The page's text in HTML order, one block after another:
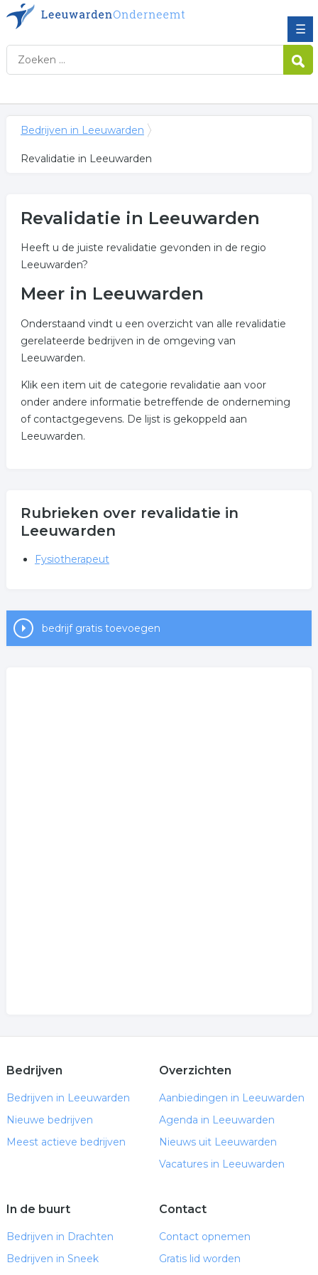
☰
Bedrijven in Leeuwarden
Revalidatie in Leeuwarden
Revalidatie in Leeuwarden
Heeft u de juiste revalidatie gevonden in de regio
Leeuwarden?
Meer in Leeuwarden
Onderstaand vindt u een overzicht van alle revalidatie
gerelateerde bedrijven in de omgeving van
Leeuwarden.
Klik een item uit de categorie revalidatie aan voor
onder andere informatie betreffende de onderneming
of contactgegevens. De lijst is gekoppeld aan
Leeuwarden.
Rubrieken over revalidatie in
Leeuwarden
Fysiotherapeut
bedrijf gratis toevoegen
Bedrijven
Bedrijven in Leeuwarden
Nieuwe bedrijven
Meest actieve bedrijven
Overzichten
Aanbiedingen in Leeuwarden
Agenda in Leeuwarden
Nieuws uit Leeuwarden
Vacatures in Leeuwarden
In de buurt
Bedrijven in Drachten
Bedrijven in Sneek
Contact
Contact opnemen
Gratis lid worden